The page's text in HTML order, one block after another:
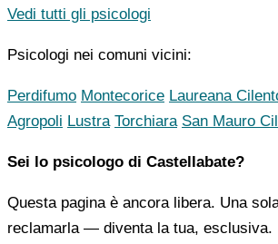
Vedi tutti gli psicologi
Psicologi nei comuni vicini:
Perdifumo Montecorice Laureana
Agropoli Lustra Torchiara San Mauro
Sei lo psicologo di Castellabate?
Questa pagina è ancora libera. Una
reclamarla — diventa la tua, esclusiva.